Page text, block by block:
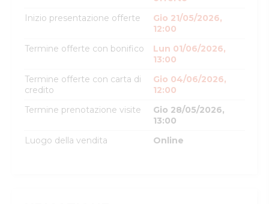
Inizio presentazione offerte
Gio 21/05/2026,
12:00
Termine offerte con bonifico
Lun 01/06/2026,
13:00
Termine offerte con carta di
credito
Gio 04/06/2026,
12:00
Termine prenotazione visite
Gio 28/05/2026,
13:00
Luogo della vendita
Online